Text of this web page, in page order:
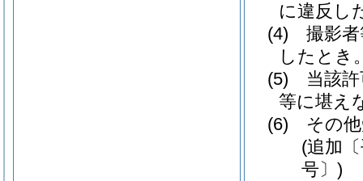
に違反し
(4)
撮影
したとき
(5)
当該
等に堪え
(6)
その
(追加
号〕)